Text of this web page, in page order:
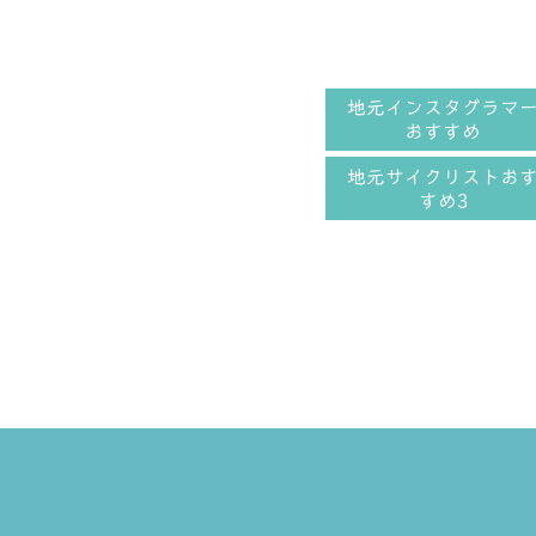
地元インスタグラマー
おすすめ
地元サイクリストおす
すめ3